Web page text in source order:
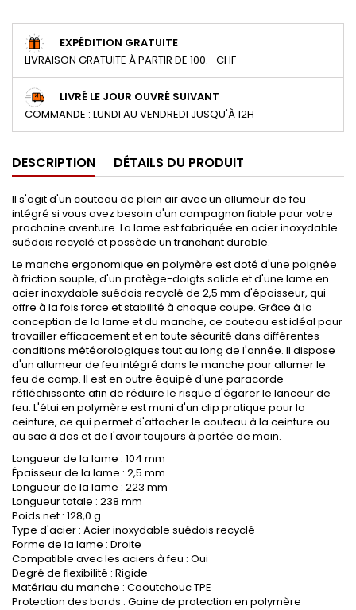
EXPÉDITION GRATUITE
LIVRAISON GRATUITE À PARTIR DE 100.- CHF
LIVRÉ LE JOUR OUVRÉ SUIVANT
COMMANDE : LUNDI AU VENDREDI JUSQU'À 12H
DESCRIPTION DÉTAILS DU PRODUIT
Il s'agit d'un couteau de plein air avec un allumeur de feu
intégré si vous avez besoin d'un compagnon fiable pour votre
prochaine aventure. La lame est fabriquée en acier inoxydable
suédois recyclé et possède un tranchant durable.
Le manche ergonomique en polymère est doté d'une poignée
à friction souple, d'un protège-doigts solide et d'une lame en
acier inoxydable suédois recyclé de 2,5 mm d'épaisseur, qui
offre à la fois force et stabilité à chaque coupe. Grâce à la
conception de la lame et du manche, ce couteau est idéal pour
travailler efficacement et en toute sécurité dans différentes
conditions météorologiques tout au long de l'année. Il dispose
d'un allumeur de feu intégré dans le manche pour allumer le
feu de camp. Il est en outre équipé d'une paracorde
réfléchissante afin de réduire le risque d'égarer le lanceur de
feu. L'étui en polymère est muni d'un clip pratique pour la
ceinture, ce qui permet d'attacher le couteau à la ceinture ou
au sac à dos et de l'avoir toujours à portée de main.
Longueur de la lame : 104 mm
Épaisseur de la lame : 2,5 mm
Longueur de la lame : 223 mm
Longueur totale : 238 mm
Poids net : 128,0 g
Type d'acier : Acier inoxydable suédois recyclé
Forme de la lame : Droite
Compatible avec les aciers à feu : Oui
Degré de flexibilité : Rigide
Matériau du manche : Caoutchouc TPE
Protection des bords : Gaine de protection en polymère